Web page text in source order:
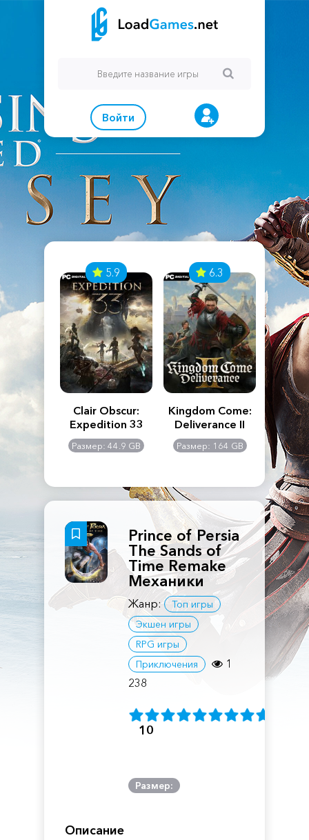
Войти
Creed
5.9
Clair Obscur:
Expedition 33
Размер: 44.9 GB
6.3
Kingdom Come:
Deliverance II
Размер: 164 GB
The
Prince of Persia
The Sands of
Time Remake
Механики
Жанр:
Топ игры
Экшен игры
RPG игры
Приключения
1
238
10
Размер:
Описание